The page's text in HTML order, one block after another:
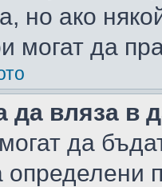
но ако
могат да
да вляза в
да